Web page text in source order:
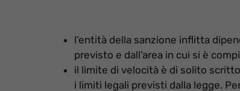
l’entità della sanzione inflitta
previsto e dall’area in cui si è
il limite di velocità è di solito
i limiti legali previsti dalla legge.